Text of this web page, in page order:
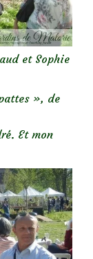
et Sophie
», de
Et mon